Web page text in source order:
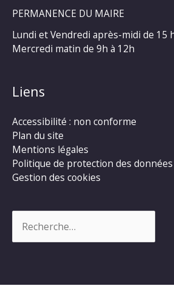
PERMANENCE DU MAIRE
Lundi et Vendredi après-midi de 15
Mercredi matin de 9h à 12h
Liens
Accessibilité : non conforme
Plan du site
Mentions légales
Politique de protection des données
Gestion des cookies